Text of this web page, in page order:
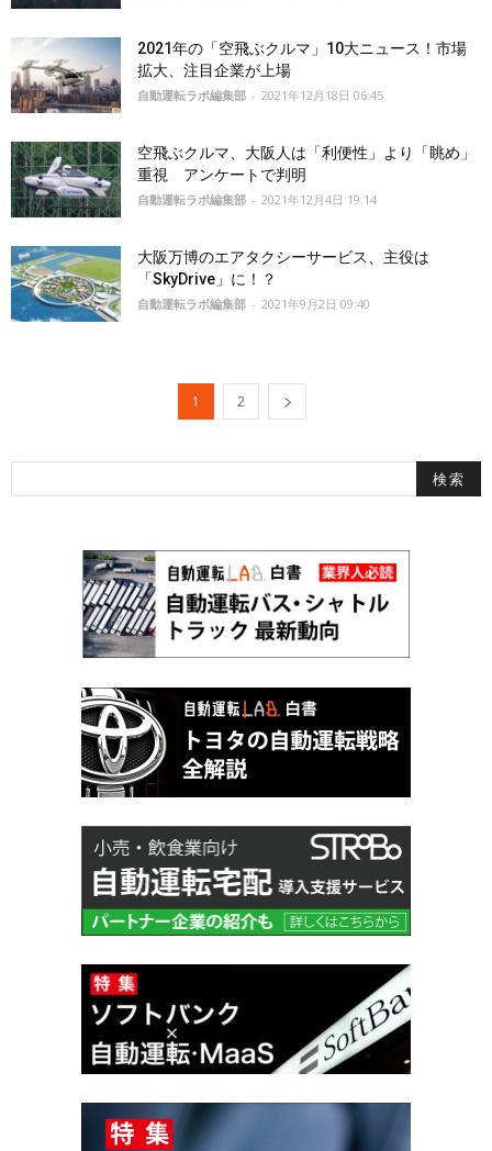
2021年の「空飛ぶクルマ」10大ニュース！市場
拡大、注目企業が上場
自動運転ラボ編集部 - 2021年12月18日 06:45
空飛ぶクルマ、大阪人は「利便性」より「眺め」
重視 アンケートで判明
自動運転ラボ編集部 - 2021年12月4日 19:14
大阪万博のエアタクシーサービス、主役は
「SkyDrive」に！？
自動運転ラボ編集部 - 2021年9月2日 09:40
1 2